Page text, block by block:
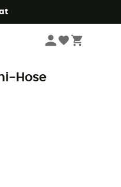
Bademode - Damen
Hose